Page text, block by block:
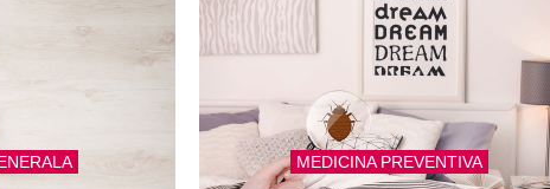
MEDICINA PREVENTIVA